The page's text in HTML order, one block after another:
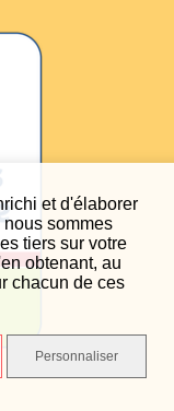
et d'élaborer
sommes
tiers sur votre
obtenant, au
chacun de ces
Personnaliser